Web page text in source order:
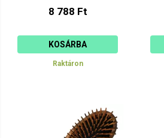
8 788 Ft
KOSÁRBA
Raktáron